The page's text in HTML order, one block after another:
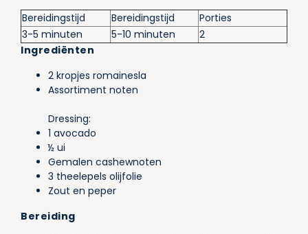
Bereidingstijd Bereidingstijd
Porties
3-5 minuten
5-10 minuten
2
Ingrediënten
2 kropjes romainesla
Assortiment noten
Dressing:
1 avocado
½ ui
Gemalen cashewnoten
3 theelepels olijfolie
Zout en peper
Bereiding